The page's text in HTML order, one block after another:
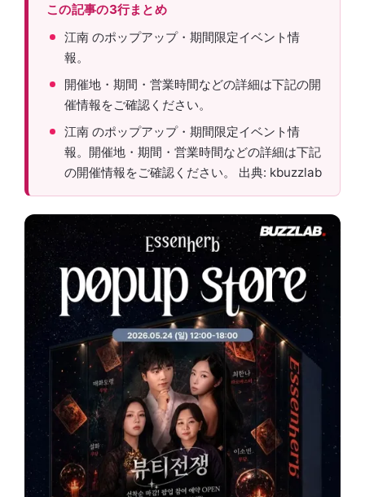
この記事の3行まとめ
江南 のポップアップ・期間限定イベント情
報。
開催地・期間・営業時間などの詳細は下記の開
催情報をご確認ください。
江南 のポップアップ・期間限定イベント情
報。開催地・期間・営業時間などの詳細は下記
の開催情報をご確認ください。 出典: kbuzzlab